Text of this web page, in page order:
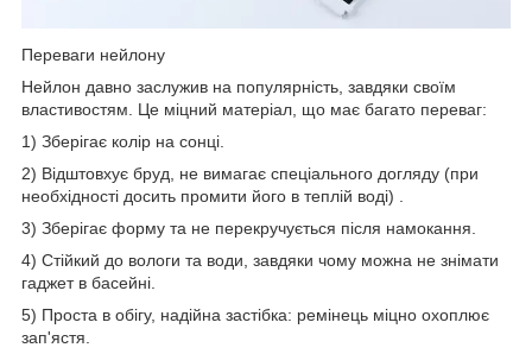
Переваги нейлону
Нейлон давно заслужив на популярність, завдяки своїм
властивостям. Це міцний матеріал, що має багато переваг:
1) Зберігає колір на сонці.
2) Відштовхує бруд, не вимагає спеціального догляду (при
необхідності досить промити його в теплій воді) .
3) Зберігає форму та не перекручується після намокання.
4) Стійкий до вологи та води, завдяки чому можна не знімати
гаджет в басейні.
5) Проста в обігу, надійна застібка: ремінець міцно охоплює
зап'ястя.